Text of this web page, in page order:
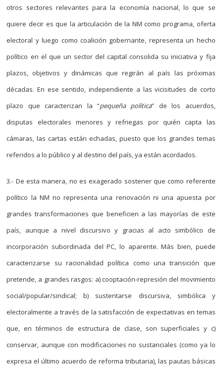
otros sectores relevantes para la economía nacional, lo que se
quiere decir es que la articulación de la NM como programa, oferta
electoral y luego como coalición gobernante, representa un hecho
político en el que un sector del capital consolida su iniciativa y fija
plazos, objetivos y dinámicas que regirán al país las próximas
décadas. En ese sentido, independiente a las vicisitudes de corto
plazo que caracterizan la “pequeña política” de los acuerdos,
disputas electorales menores y refriegas por quién capta las
cámaras, las cartas están echadas, puesto que los grandes temas
referidos a lo público y al destino del país, ya están acordados.
3.- De esta manera, no es exagerado sostener que como referente
político la NM no representa una renovación ni una apuesta por
grandes transformaciones que beneficien a las mayorías de este
país, aunque a nivel discursivo y gracias al acto simbólico de
incorporación subordinada del PC, lo aparente. Más bien, puede
caracterizarse su racionalidad política como una transición que
pretende, a grandes rasgos: a) cooptación-represión del movimiento
social/popular/sindical; b) sustentarse discursiva, simbólica y
electoralmente a través de la satisfacción de expectativas en temas
que, en términos de estructura de clase, son superficiales y c)
conservar, aunque con modificaciones no sustanciales (como ya lo
expresa el último acuerdo de reforma tributaria), las pautas básicas